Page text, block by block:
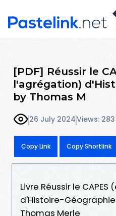
[PDF] Réussir le
l'agrégation)
by Thomas M
26 July 2024Views: 283
Copy Link Copy Shortlink
Livre Réussir le
d'Histoire-
Thomas Merle